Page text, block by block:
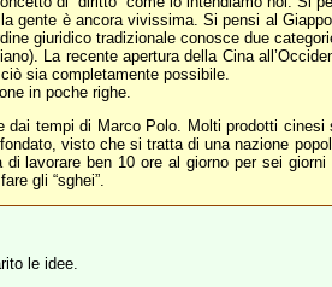
gente è ancora vivissima. Si pensi al
giuridico tradizionale conosce due
La recente apertura della Cina
sia completamente possibile.
in poche righe.
tempi di Marco Polo. Molti prodotti
visto che si tratta di una nazione
lavorare ben 10 ore al giorno per sei
gli “sghei”.
le idee.